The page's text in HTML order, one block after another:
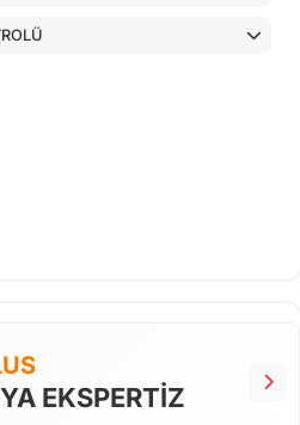
EKSPERTİZ